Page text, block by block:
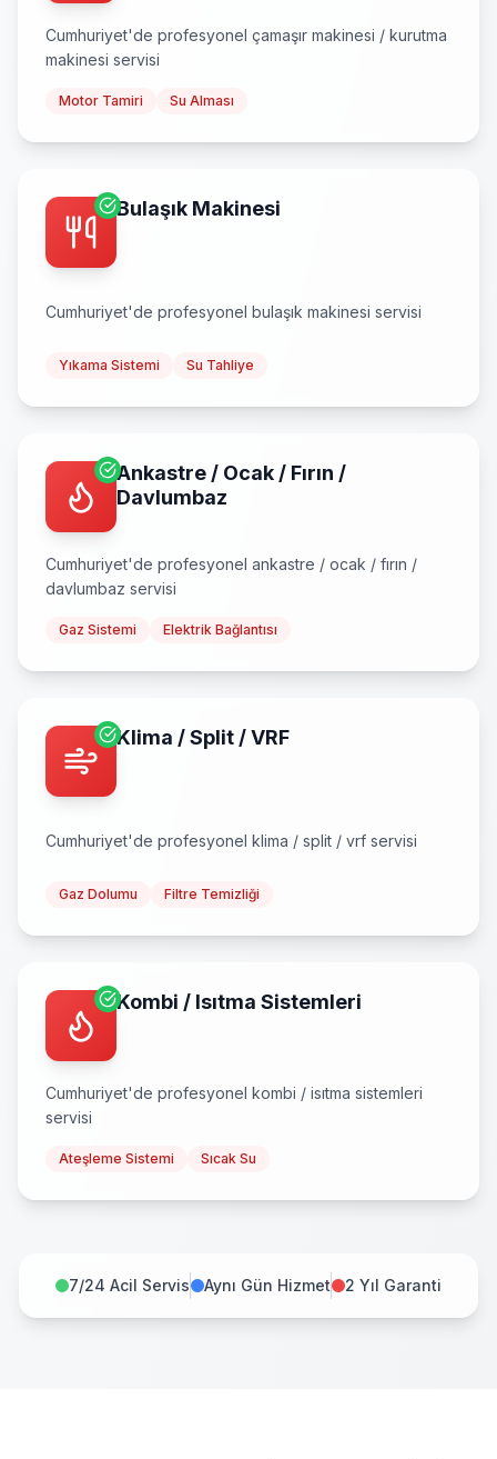
Cumhuriyet'de profesyonel çamaşır makinesi / kurutma
makinesi servisi
Motor Tamiri Su Alması
Bulaşık Makinesi
Cumhuriyet'de profesyonel bulaşık makinesi servisi
Yıkama Sistemi Su Tahliye
Ankastre / Ocak / Fırın /
Davlumbaz
Cumhuriyet'de profesyonel ankastre / ocak / fırın /
davlumbaz servisi
Gaz Sistemi Elektrik Bağlantısı
Klima / Split / VRF
Cumhuriyet'de profesyonel klima / split / vrf servisi
Gaz Dolumu Filtre Temizliği
Kombi / Isıtma Sistemleri
Cumhuriyet'de profesyonel kombi / isıtma sistemleri
servisi
Ateşleme Sistemi Sıcak Su
7/24 Acil Servis Aynı Gün Hizmet 2 Yıl Garanti